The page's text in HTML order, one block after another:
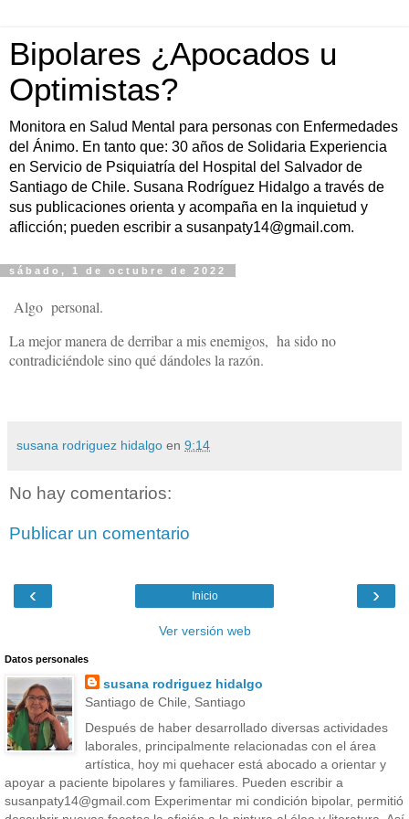
Bipolares ¿Apocados u
Optimistas?
Monitora en Salud Mental para personas con Enfermedades
del Ánimo. En tanto que: 30 años de Solidaria Experiencia
en Servicio de Psiquiatría del Hospital del Salvador de
Santiago de Chile. Susana Rodríguez Hidalgo a través de
sus publicaciones orienta y acompaña en la inquietud y
aflicción; pueden escribir a susanpaty14@gmail.com.
sábado, 1 de octubre de 2022
Algo personal.
La mejor manera de derribar a mis enemigos, ha sido no
contradiciéndole sino qué dándoles la razón.
susana rodriguez hidalgo en 9:14
No hay comentarios:
Publicar un comentario
‹ ›
Inicio
Ver versión web
Datos personales
susana rodriguez hidalgo
Santiago de Chile, Santiago
Después de haber desarrollado diversas actividades
laborales, principalmente relacionadas con el área
artística, hoy mi quehacer está abocado a orientar y
apoyar a paciente bipolares y familiares. Pueden escribir a
susanpaty14@gmail.com Experimentar mi condición bipolar, permitió